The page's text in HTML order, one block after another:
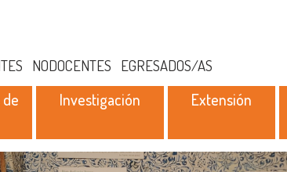
NODOCENTES EGRESADOS/AS
Investigación Extensión